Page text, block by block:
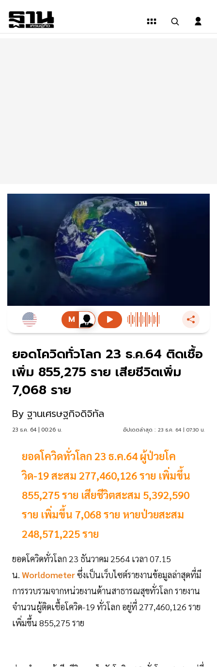
ยอดโควิดทั่วโลก 23 ธ.ค.64 ติดเชื้อ
เพิ่ม 855,275 ราย เสียชีวิตเพิ่ม
7,068 ราย
By ฐานเศรษฐกิจดิจิทัล
23 ธ.ค. 64 | 00:26 น. อัปเดตล่าสุด : 23 ธ.ค. 64 | 07:30 น.
ยอดโควิดทั่วโลก 23 ธ.ค.64 ผู้ป่วยโค
วิด-19 สะสม 277,460,126 ราย เพิ่มขึ้น
855,275 ราย เสียชีวิตสะสม 5,392,590
ราย เพิ่มขึ้น 7,068 ราย หายป่วยสะสม
248,571,225 ราย
ยอดโควิดทั่วโลก 23 ธันวาคม 2564 เวลา 07.15
น. Worldometerซึ่งเป็นเว็บไซต์รายงานข้อมูลล่าสุดที่มี
การรวบรวมจากหน่วยงานด้านสาธารณสุขทั่วโลก รายงาน
จำนวนผู้ติดเชื้อโควิด-19 ทั่วโลก อยู่ที่ 277,460,126 ราย
เพิ่มขึ้น 855,275 ราย